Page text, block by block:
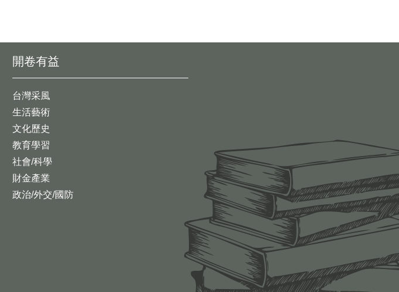
開卷有益
台灣采風
生活藝術
文化歷史
教育學習
社會/科學
財金產業
政治/外交/國防